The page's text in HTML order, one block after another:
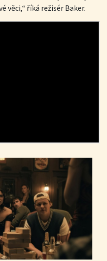
věci,“ říká režisér Baker.